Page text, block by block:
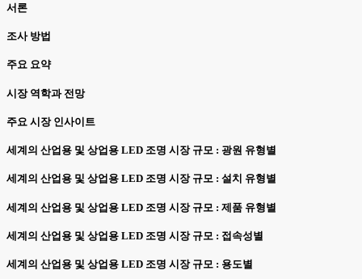
서론
조사 방법
주요 요약
시장 역학과 전망
주요 시장 인사이트
세계의 산업용 및 상업용 LED 조명 시장 규모 : 광원 유형별
세계의 산업용 및 상업용 LED 조명 시장 규모 : 설치 유형별
세계의 산업용 및 상업용 LED 조명 시장 규모 : 제품 유형별
세계의 산업용 및 상업용 LED 조명 시장 규모 : 접속성별
세계의 산업용 및 상업용 LED 조명 시장 규모 : 용도별